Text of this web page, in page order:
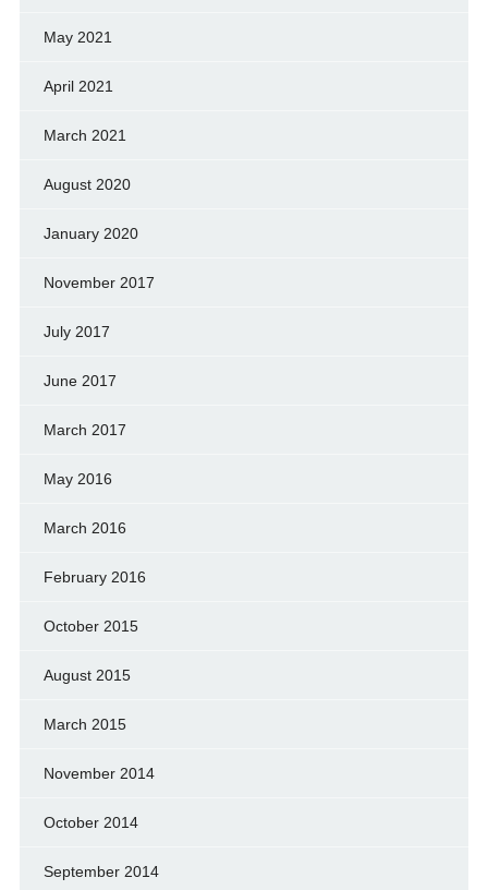
May 2021
April 2021
March 2021
August 2020
January 2020
November 2017
July 2017
June 2017
March 2017
May 2016
March 2016
February 2016
October 2015
August 2015
March 2015
November 2014
October 2014
September 2014